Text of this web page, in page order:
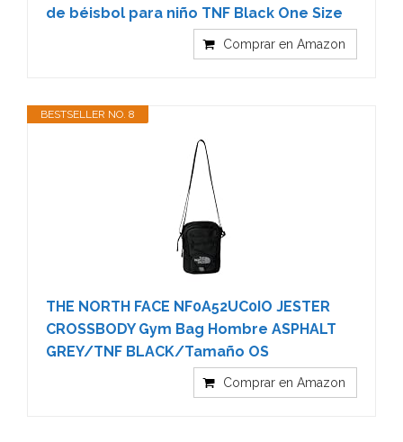
de béisbol para niño TNF Black One Size
Comprar en Amazon
BESTSELLER NO. 8
THE NORTH FACE NF0A52UC0IO JESTER
CROSSBODY Gym Bag Hombre ASPHALT
GREY/TNF BLACK/Tamaño OS
Comprar en Amazon